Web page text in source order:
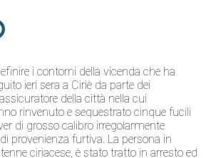
i contorni della vicenda che ha
ieri sera a Ciriè da parte dei
della città nella cui
rinvenuto e sequestrato cinque fucili
di grosso calibro irregolarmente
provenienza furtiva. La persona in
ciriacese, è stato tratto in arresto ed